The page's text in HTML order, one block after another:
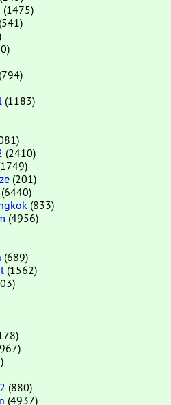
(1475)
(541)
(794)
(1183)
(2410)
(201)
(6440)
(833)
(4956)
(689)
(1562)
(880)
(4937)